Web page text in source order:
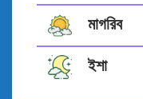
মাগরিব
ইশা